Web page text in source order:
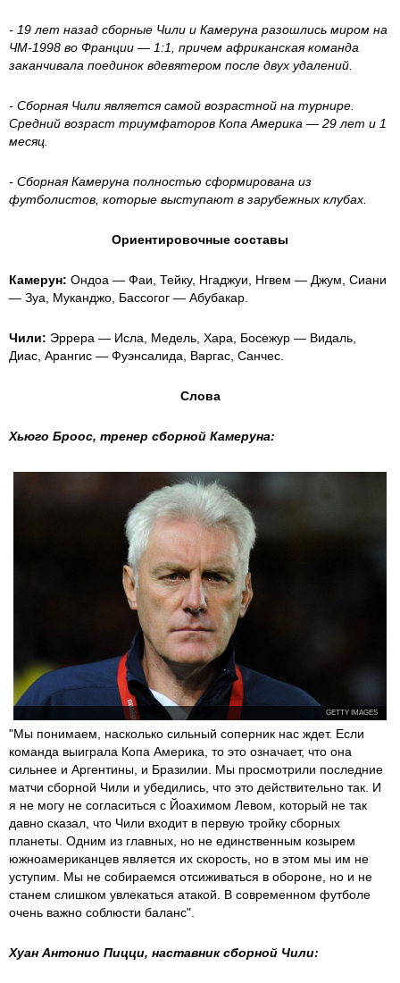
- 19 лет назад сборные Чили и Камеруна разошлись миром на
ЧМ-1998 во Франции — 1:1, причем африканская команда
заканчивала поединок вдевятером после двух удалений.
- Сборная Чили является самой возрастной на турнире.
Средний возраст триумфаторов Копа Америка — 29 лет и 1
месяц.
- Сборная Камеруна полностью сформирована из
футболистов, которые выступают в зарубежных клубах.
Ориентировочные составы
Камерун: Ондоа — Фаи, Тейку, Нгаджуи, Нгвем — Джум, Сиани
— Зуа, Муканджо, Бассогог — Абубакар.
Чили: Эррера — Исла, Медель, Хара, Босежур — Видаль,
Диас, Арангис — Фуэнсалида, Варгас, Санчес.
Слова
Хьюго Броос, тренер сборной Камеруна:
GETTY IMAGES
"Мы понимаем, насколько сильный соперник нас ждет. Если
команда выиграла Копа Америка, то это означает, что она
сильнее и Аргентины, и Бразилии. Мы просмотрили последние
матчи сборной Чили и убедились, что это действительно так. И
я не могу не согласиться с Йоахимом Левом, который не так
давно сказал, что Чили входит в первую тройку сборных
планеты. Одним из главных, но не единственным козырем
южноамериканцев является их скорость, но в этом мы им не
уступим. Мы не собираемся отсиживаться в обороне, но и не
станем слишком увлекаться атакой. В современном футболе
очень важно соблюсти баланс".
Хуан Антонио Пицци, наставник сборной Чили: